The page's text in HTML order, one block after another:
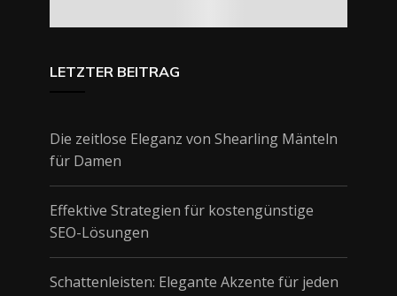
LETZTER BEITRAG
Die zeitlose Eleganz von Shearling Mänteln
für Damen
Effektive Strategien für kostengünstige
SEO-Lösungen
Schattenleisten: Elegante Akzente für jeden